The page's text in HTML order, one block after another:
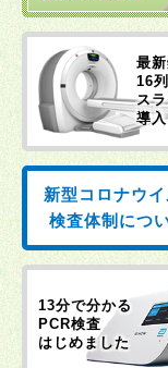
最
16
ス
導入
新型コロナウ
検査体制につ
13分で分かる
PCR検査
はじめました